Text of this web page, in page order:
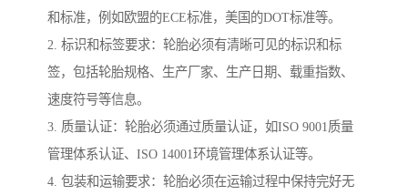
和标准，例如欧盟的ECE标准，美国的DOT标准等。
2. 标识和标签要求：轮胎必须有清晰可见的标识和标
签，包括轮胎规格、生产厂家、生产日期、载重指数、
速度符号等信息。
3. 质量认证：轮胎必须通过质量认证，如ISO 9001质量
管理体系认证、ISO 14001环境管理体系认证等。
4. 包装和运输要求：轮胎必须在运输过程中保持完好无